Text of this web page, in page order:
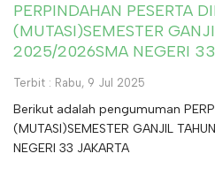
PERPINDAHAN PESERTA
(MUTASI)SEMESTER
2025/2026SMA NEGERI
Terbit : Rabu, 9 Jul 2025
Berikut adalah pengumuman
(MUTASI)SEMESTER GANJIL
NEGERI 33 JAKARTA